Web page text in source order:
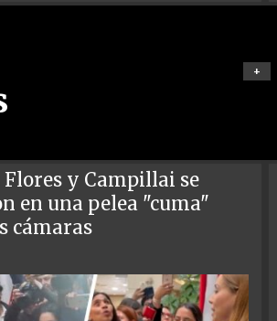
+
Flores y Campillai se
en una pelea "cuma"
cámaras